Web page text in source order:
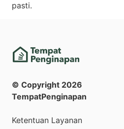
pasti.
© Copyright 2026
TempatPenginapan
Ketentuan Layanan